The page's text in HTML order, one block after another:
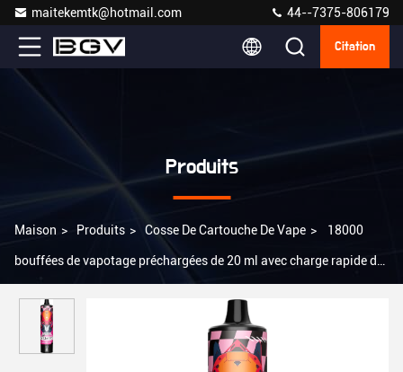
maitekemtk@hotmail.com 44--7375-806179
Citation
Produits
Maison > Produits > Cosse De Cartouche De Vape > 18000
bouffées de vapotage préchargées de 20 ml avec charge rapide de